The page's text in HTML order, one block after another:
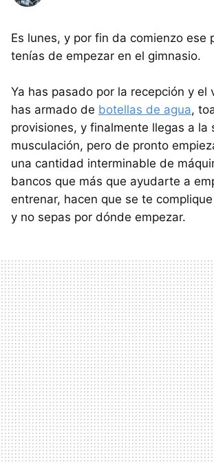
Es lunes, y por fin da comienzo ese
tenías de empezar en el gimnasio.
Ya has pasado por la recepción y el
has armado de botellas de agua,
provisiones, y finalmente llegas a la
musculación, pero de pronto
una cantidad interminable de
bancos que más que ayudarte a
entrenar, hacen que se te
y no sepas por dónde empezar.